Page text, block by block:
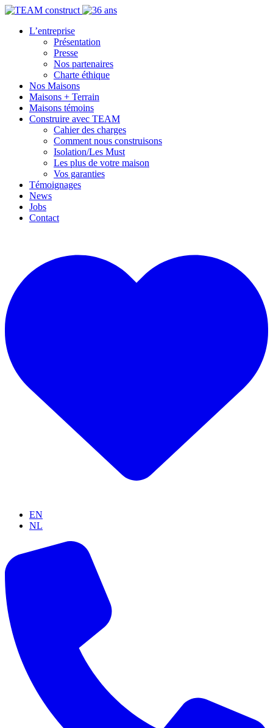
L’entreprise
Présentation
Presse
Nos partenaires
Charte éthique
Nos Maisons
Maisons + Terrain
Maisons témoins
Construire avec TEAM
Cahier des charges
Comment nous construisons
Isolation/Les Must
Les plus de votre maison
Vos garanties
Témoignages
News
Jobs
Contact
EN
NL